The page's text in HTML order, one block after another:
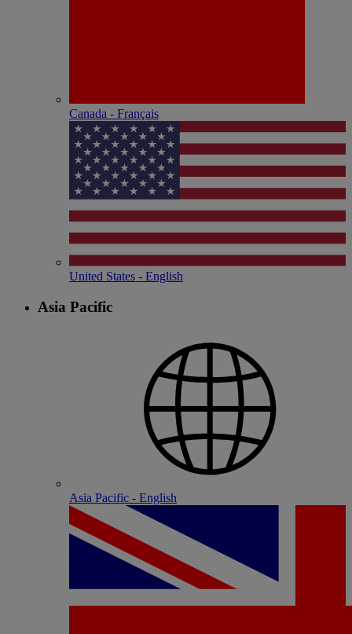
Canada - Français
United States - English
Asia Pacific
Asia Pacific - English